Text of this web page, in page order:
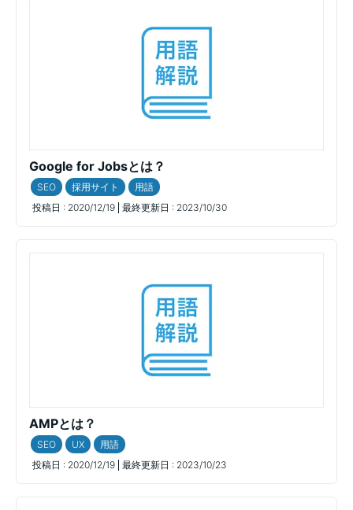
Google for Jobsとは？
SEO 採用サイト
用語
投稿日 : 2020/12/19 最終更新日 : 2023/10/30
AMPとは？
SEO UX
用語
投稿日 : 2020/12/19 最終更新日 : 2023/10/23